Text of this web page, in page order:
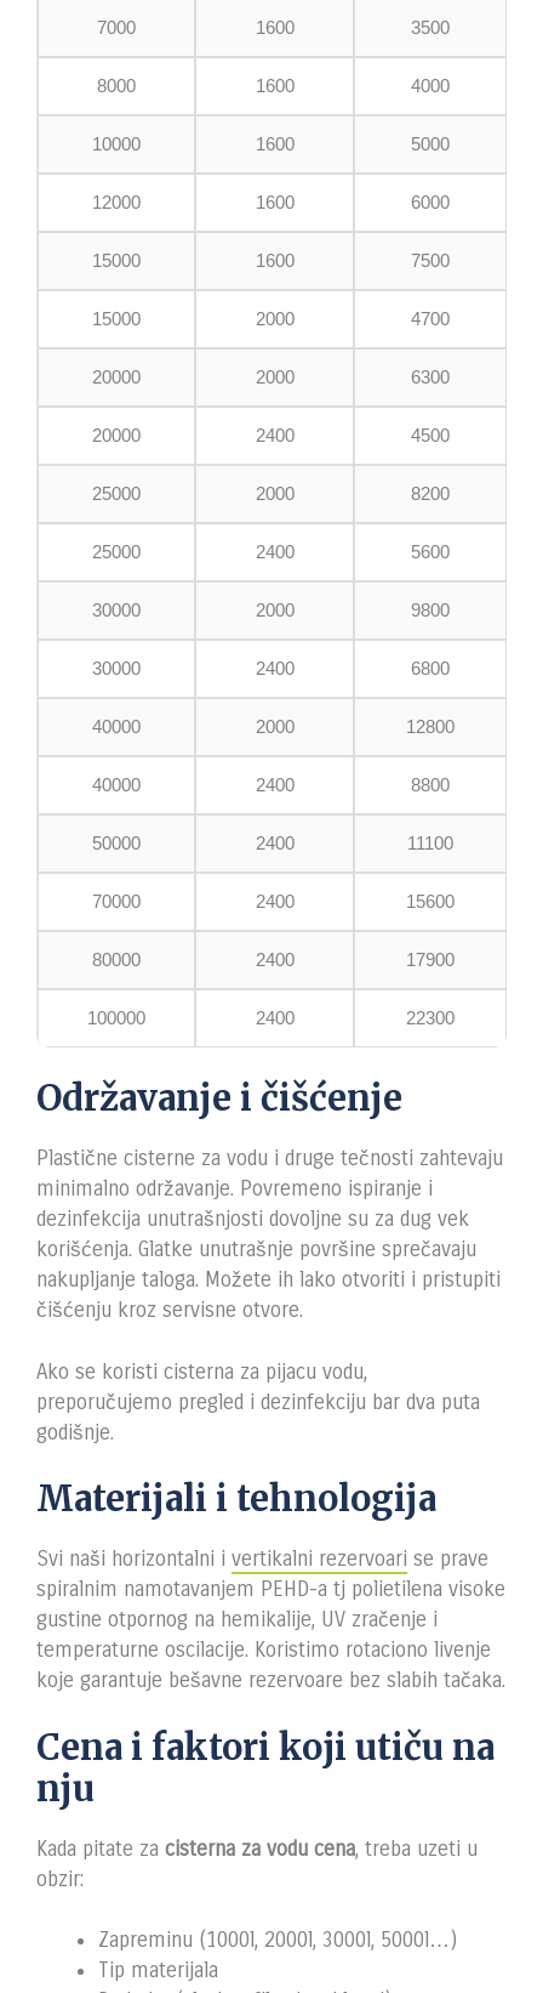
7000 1600 3500
8000 1600 4000
10000 1600 5000
12000 1600 6000
15000 1600 7500
15000 2000 4700
20000 2000 6300
20000 2400 4500
25000 2000 8200
25000 2400 5600
30000 2000 9800
30000 2400 6800
40000 2000 12800
40000 2400 8800
50000 2400 11100
70000 2400 15600
80000 2400 17900
100000 2400 22300
Održavanje i čišćenje
Plastične cisterne za vodu i druge tečnosti zahtevaju
minimalno održavanje. Povremeno ispiranje i
dezinfekcija unutrašnjosti dovoljne su za dug vek
korišćenja. Glatke unutrašnje površine sprečavaju
nakupljanje taloga. Možete ih lako otvoriti i pristupiti
čišćenju kroz servisne otvore.
Ako se koristi cisterna za pijacu vodu,
preporučujemo pregled i dezinfekciju bar dva puta
godišnje.
Materijali i tehnologija
Svi naši horizontalni i vertikalni rezervoari se prave
spiralnim namotavanjem PEHD-a tj polietilena visoke
gustine otpornog na hemikalije, UV zračenje i
temperaturne oscilacije. Koristimo rotaciono livenje
koje garantuje bešavne rezervoare bez slabih tačaka.
Cena i faktori koji utiču na
nju
Kada pitate za cisterna za vodu cena, treba uzeti u
obzir:
Zapreminu (1000l, 2000l, 3000l, 5000l…)
Tip materijala